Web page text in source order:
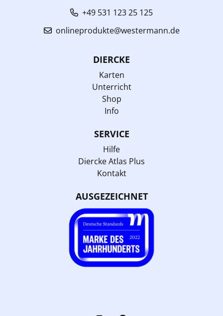
+49 531 123 25 125
onlineprodukte@westermann.de
DIERCKE
Karten
Unterricht
Shop
Info
SERVICE
Hilfe
Diercke Atlas Plus
Kontakt
AUSGEZEICHNET